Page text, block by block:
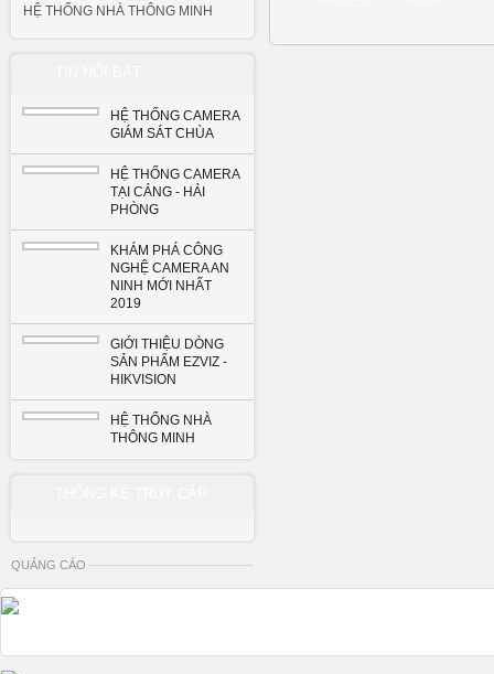
HỆ THỐNG NHÀ THÔNG MINH
HỆ THỐNG CAMERA
GIÁM SÁT CHÙA
HỆ THỐNG CAMERA
TẠI CẢNG - HẢI
PHÒNG
KHÁM PHÁ CÔNG
NGHỆ CAMERA AN
NINH MỚI NHẤT
2019
GIỚI THIỆU DÒNG
SẢN PHẨM EZVIZ -
HIKVISION
HỆ THỐNG NHÀ
THÔNG MINH
QUẢNG CÁO